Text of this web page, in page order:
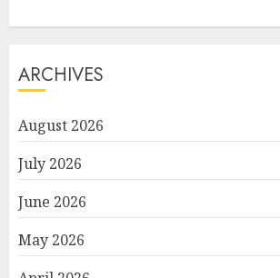
ARCHIVES
August 2026
July 2026
June 2026
May 2026